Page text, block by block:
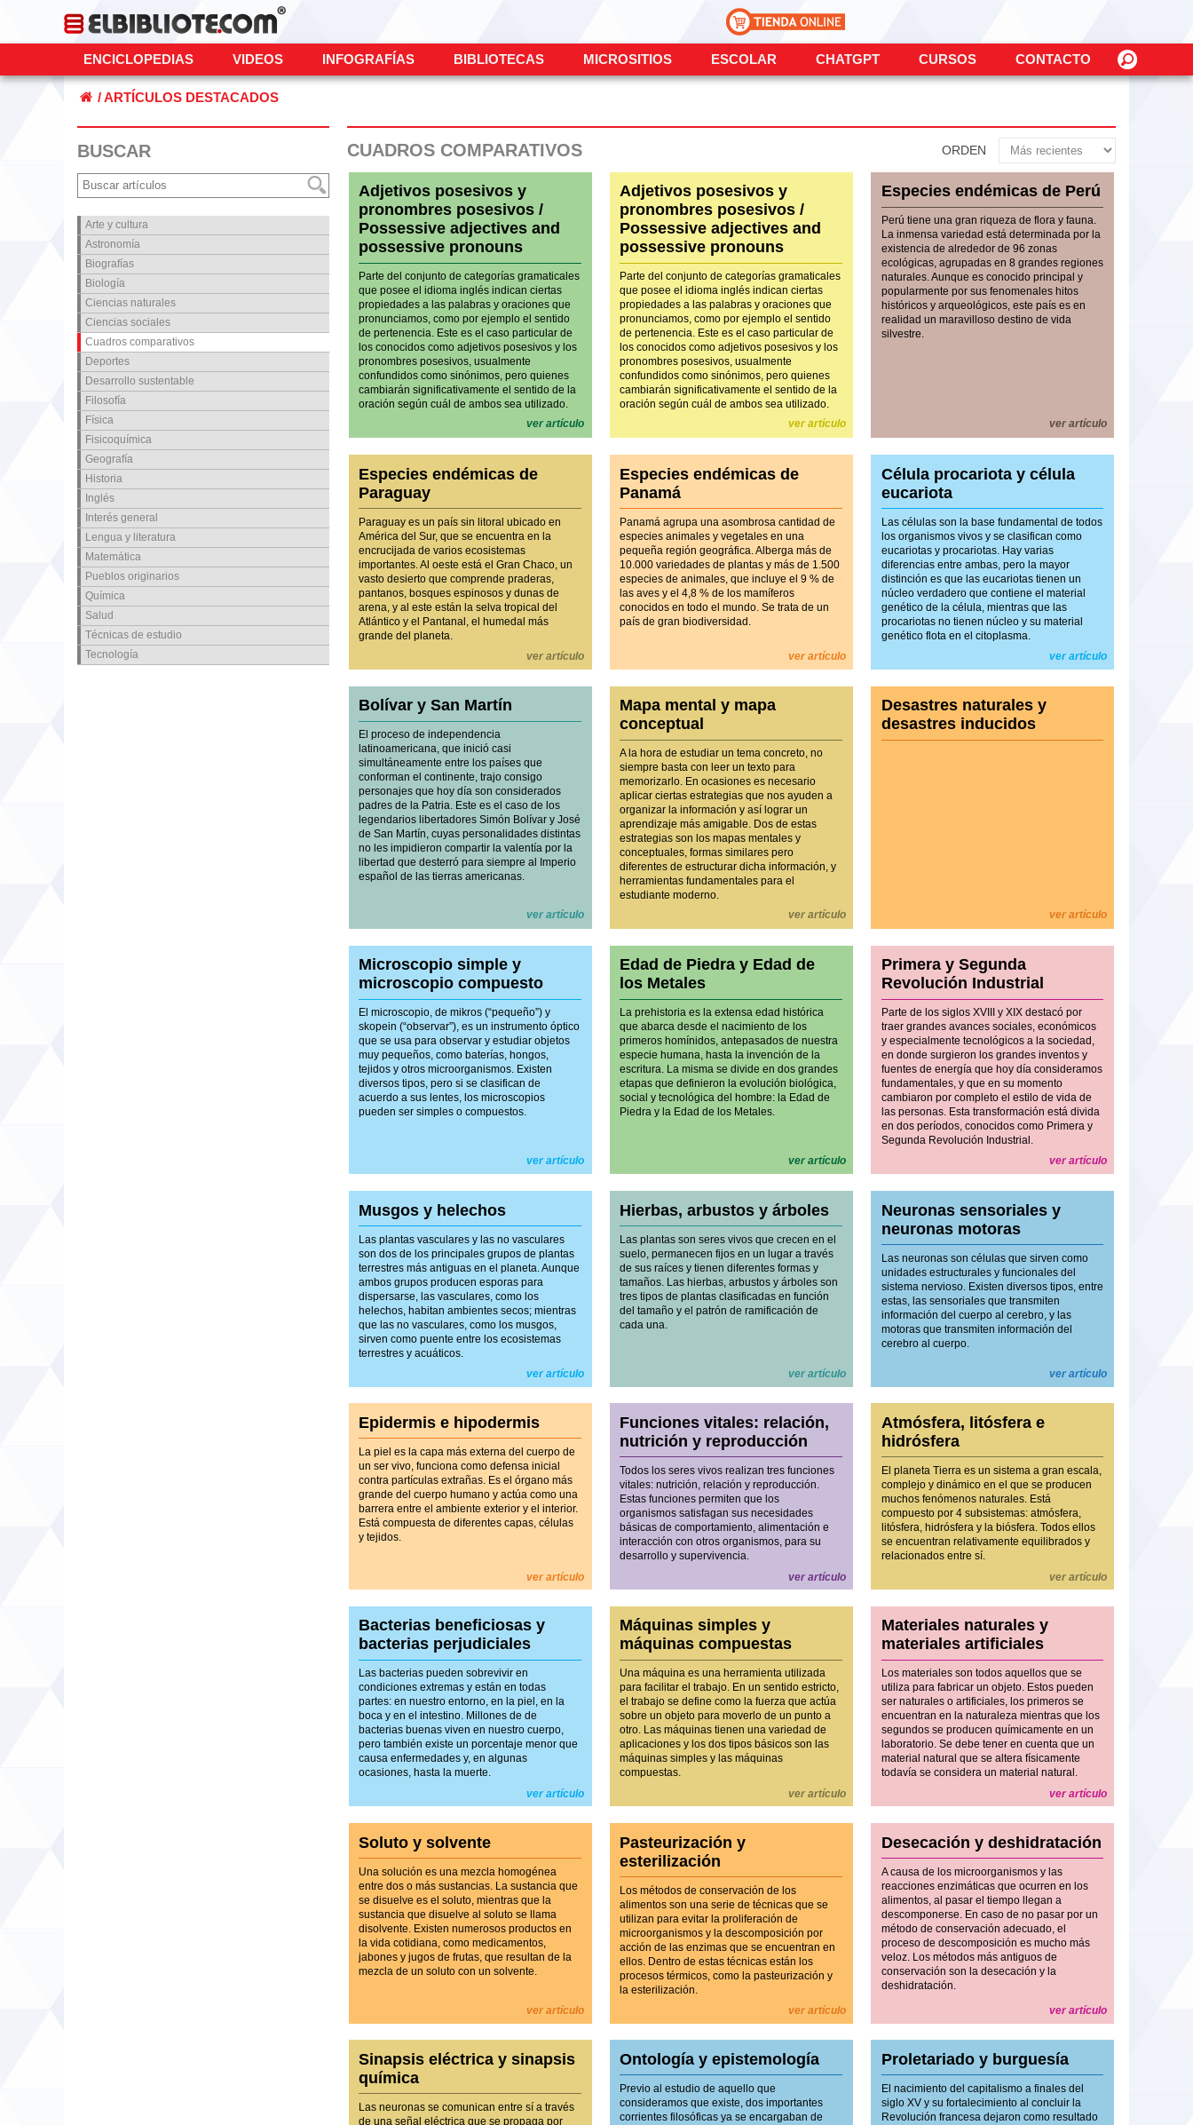
ENCICLOPEDIAS VIDEOS INFOGRAFÍAS BIBLIOTECAS MICROSITIOS ESCOLAR CHATGPT CURSOS CONTACTO
/ ARTÍCULOS DESTACADOS
BUSCAR
Arte y cultura
Astronomía
Biografías
Biología
Ciencias naturales
Ciencias sociales
Cuadros comparativos
Deportes
Desarrollo sustentable
Filosofía
Física
Fisicoquímica
Geografía
Historia
Inglés
Interés general
Lengua y literatura
Matemática
Pueblos originarios
Química
Salud
Técnicas de estudio
Tecnología
CUADROS COMPARATIVOS ORDEN
ver artículo
Adjetivos posesivos y
pronombres posesivos /
Possessive adjectives and
possessive pronouns
Parte del conjunto de categorías gramaticales
que posee el idioma inglés indican ciertas
propiedades a las palabras y oraciones que
pronunciamos, como por ejemplo el sentido
de pertenencia. Este es el caso particular de
los conocidos como adjetivos posesivos y los
pronombres posesivos, usualmente
confundidos como sinónimos, pero quienes
cambiarán significativamente el sentido de la
oración según cuál de ambos sea utilizado.
ver artículo
Adjetivos posesivos y
pronombres posesivos /
Possessive adjectives and
possessive pronouns
Parte del conjunto de categorías gramaticales
que posee el idioma inglés indican ciertas
propiedades a las palabras y oraciones que
pronunciamos, como por ejemplo el sentido
de pertenencia. Este es el caso particular de
los conocidos como adjetivos posesivos y los
pronombres posesivos, usualmente
confundidos como sinónimos, pero quienes
cambiarán significativamente el sentido de la
oración según cuál de ambos sea utilizado.
ver artículo
Especies endémicas de Perú
Perú tiene una gran riqueza de flora y fauna.
La inmensa variedad está determinada por la
existencia de alrededor de 96 zonas
ecológicas, agrupadas en 8 grandes regiones
naturales. Aunque es conocido principal y
popularmente por sus fenomenales hitos
históricos y arqueológicos, este país es en
realidad un maravilloso destino de vida
silvestre.
ver artículo
Especies endémicas de
Paraguay
Paraguay es un país sin litoral ubicado en
América del Sur, que se encuentra en la
encrucijada de varios ecosistemas
importantes. Al oeste está el Gran Chaco, un
vasto desierto que comprende praderas,
pantanos, bosques espinosos y dunas de
arena, y al este están la selva tropical del
Atlántico y el Pantanal, el humedal más
grande del planeta.
ver artículo
Especies endémicas de
Panamá
Panamá agrupa una asombrosa cantidad de
especies animales y vegetales en una
pequeña región geográfica. Alberga más de
10.000 variedades de plantas y más de 1.500
especies de animales, que incluye el 9 % de
las aves y el 4,8 % de los mamíferos
conocidos en todo el mundo. Se trata de un
país de gran biodiversidad.
ver artículo
Célula procariota y célula
eucariota
Las células son la base fundamental de todos
los organismos vivos y se clasifican como
eucariotas y procariotas. Hay varias
diferencias entre ambas, pero la mayor
distinción es que las eucariotas tienen un
núcleo verdadero que contiene el material
genético de la célula, mientras que las
procariotas no tienen núcleo y su material
genético flota en el citoplasma.
ver artículo
Bolívar y San Martín
El proceso de independencia
latinoamericana, que inició casi
simultáneamente entre los países que
conforman el continente, trajo consigo
personajes que hoy día son considerados
padres de la Patria. Este es el caso de los
legendarios libertadores Simón Bolívar y José
de San Martín, cuyas personalidades distintas
no les impidieron compartir la valentía por la
libertad que desterró para siempre al Imperio
español de las tierras americanas.
ver artículo
Mapa mental y mapa
conceptual
A la hora de estudiar un tema concreto, no
siempre basta con leer un texto para
memorizarlo. En ocasiones es necesario
aplicar ciertas estrategias que nos ayuden a
organizar la información y así lograr un
aprendizaje más amigable. Dos de estas
estrategias son los mapas mentales y
conceptuales, formas similares pero
diferentes de estructurar dicha información, y
herramientas fundamentales para el
estudiante moderno.
ver artículo
Desastres naturales y
desastres inducidos
ver artículo
Microscopio simple y
microscopio compuesto
El microscopio, de mikros (“pequeño”) y
skopein (“observar”), es un instrumento óptico
que se usa para observar y estudiar objetos
muy pequeños, como baterías, hongos,
tejidos y otros microorganismos. Existen
diversos tipos, pero si se clasifican de
acuerdo a sus lentes, los microscopios
pueden ser simples o compuestos.
ver artículo
Edad de Piedra y Edad de
los Metales
La prehistoria es la extensa edad histórica
que abarca desde el nacimiento de los
primeros homínidos, antepasados de nuestra
especie humana, hasta la invención de la
escritura. La misma se divide en dos grandes
etapas que definieron la evolución biológica,
social y tecnológica del hombre: la Edad de
Piedra y la Edad de los Metales.
ver artículo
Primera y Segunda
Revolución Industrial
Parte de los siglos XVIII y XIX destacó por
traer grandes avances sociales, económicos
y especialmente tecnológicos a la sociedad,
en donde surgieron los grandes inventos y
fuentes de energía que hoy día consideramos
fundamentales, y que en su momento
cambiaron por completo el estilo de vida de
las personas. Esta transformación está divida
en dos períodos, conocidos como Primera y
Segunda Revolución Industrial.
ver artículo
Musgos y helechos
Las plantas vasculares y las no vasculares
son dos de los principales grupos de plantas
terrestres más antiguas en el planeta. Aunque
ambos grupos producen esporas para
dispersarse, las vasculares, como los
helechos, habitan ambientes secos; mientras
que las no vasculares, como los musgos,
sirven como puente entre los ecosistemas
terrestres y acuáticos.
ver artículo
Hierbas, arbustos y árboles
Las plantas son seres vivos que crecen en el
suelo, permanecen fijos en un lugar a través
de sus raíces y tienen diferentes formas y
tamaños. Las hierbas, arbustos y árboles son
tres tipos de plantas clasificadas en función
del tamaño y el patrón de ramificación de
cada una.
ver artículo
Neuronas sensoriales y
neuronas motoras
Las neuronas son células que sirven como
unidades estructurales y funcionales del
sistema nervioso. Existen diversos tipos, entre
estas, las sensoriales que transmiten
información del cuerpo al cerebro, y las
motoras que transmiten información del
cerebro al cuerpo.
ver artículo
Epidermis e hipodermis
La piel es la capa más externa del cuerpo de
un ser vivo, funciona como defensa inicial
contra partículas extrañas. Es el órgano más
grande del cuerpo humano y actúa como una
barrera entre el ambiente exterior y el interior.
Está compuesta de diferentes capas, células
y tejidos.
ver artículo
Funciones vitales: relación,
nutrición y reproducción
Todos los seres vivos realizan tres funciones
vitales: nutrición, relación y reproducción.
Estas funciones permiten que los
organismos satisfagan sus necesidades
básicas de comportamiento, alimentación e
interacción con otros organismos, para su
desarrollo y supervivencia.
ver artículo
Atmósfera, litósfera e
hidrósfera
El planeta Tierra es un sistema a gran escala,
complejo y dinámico en el que se producen
muchos fenómenos naturales. Está
compuesto por 4 subsistemas: atmósfera,
litósfera, hidrósfera y la biósfera. Todos ellos
se encuentran relativamente equilibrados y
relacionados entre sí.
ver artículo
Bacterias beneficiosas y
bacterias perjudiciales
Las bacterias pueden sobrevivir en
condiciones extremas y están en todas
partes: en nuestro entorno, en la piel, en la
boca y en el intestino. Millones de de
bacterias buenas viven en nuestro cuerpo,
pero también existe un porcentaje menor que
causa enfermedades y, en algunas
ocasiones, hasta la muerte.
ver artículo
Máquinas simples y
máquinas compuestas
Una máquina es una herramienta utilizada
para facilitar el trabajo. En un sentido estricto,
el trabajo se define como la fuerza que actúa
sobre un objeto para moverlo de un punto a
otro. Las máquinas tienen una variedad de
aplicaciones y los dos tipos básicos son las
máquinas simples y las máquinas
compuestas.
ver artículo
Materiales naturales y
materiales artificiales
Los materiales son todos aquellos que se
utiliza para fabricar un objeto. Estos pueden
ser naturales o artificiales, los primeros se
encuentran en la naturaleza mientras que los
segundos se producen químicamente en un
laboratorio. Se debe tener en cuenta que un
material natural que se altera físicamente
todavía se considera un material natural.
ver artículo
Soluto y solvente
Una solución es una mezcla homogénea
entre dos o más sustancias. La sustancia que
se disuelve es el soluto, mientras que la
sustancia que disuelve al soluto se llama
disolvente. Existen numerosos productos en
la vida cotidiana, como medicamentos,
jabones y jugos de frutas, que resultan de la
mezcla de un soluto con un solvente.
ver artículo
Pasteurización y
esterilización
Los métodos de conservación de los
alimentos son una serie de técnicas que se
utilizan para evitar la proliferación de
microorganismos y la descomposición por
acción de las enzimas que se encuentran en
ellos. Dentro de estas técnicas están los
procesos térmicos, como la pasteurización y
la esterilización.
ver artículo
Desecación y deshidratación
A causa de los microorganismos y las
reacciones enzimáticas que ocurren en los
alimentos, al pasar el tiempo llegan a
descomponerse. En caso de no pasar por un
método de conservación adecuado, el
proceso de descomposición es mucho más
veloz. Los métodos más antiguos de
conservación son la desecación y la
deshidratación.
Sinapsis eléctrica y sinapsis
química
Las neuronas se comunican entre sí a través
de una señal eléctrica que se propaga por
Ontología y epistemología
Previo al estudio de aquello que
consideramos que existe, dos importantes
corrientes filosóficas ya se encargaban de
Proletariado y burguesía
El nacimiento del capitalismo a finales del
siglo XV y su fortalecimiento al concluir la
Revolución francesa dejaron como resultado